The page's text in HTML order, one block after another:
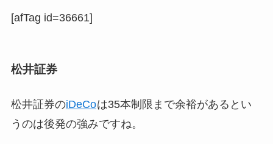
[afTag id=36661]
松井証券
松井証券のiDeCoは35本制限まで余裕があるとい
うのは後発の強みですね。